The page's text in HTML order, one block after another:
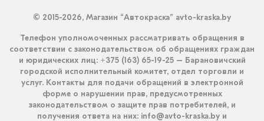
© 2015-2026, Магазин “Автокраска” avto-kraska.by
Телефон уполномоченных рассматривать обращения в
соответствии с законодательством об обращениях граждан
и юридических лиц: +375 (163) 65-19-25 – Барановичский
городской исполнительный комитет, отдел торговли и
услуг. Контакты для подачи обращений в электронной
форме о нарушении прав, предусмотренных
законодательством о защите прав потребителей, и
получения ответа на них: info@avto-kraska.by и